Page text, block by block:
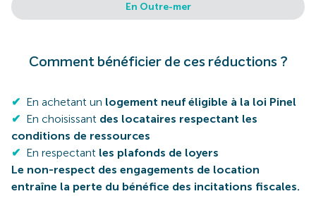
En Outre-mer
Comment bénéficier de ces réductions ?
✔ En achetant un logement neuf éligible à la loi Pinel
✔ En choisissant des locataires respectant les
conditions de ressources
✔ En respectant les plafonds de loyers
Le non-respect des engagements de location
entraîne la perte du bénéfice des incitations fiscales.